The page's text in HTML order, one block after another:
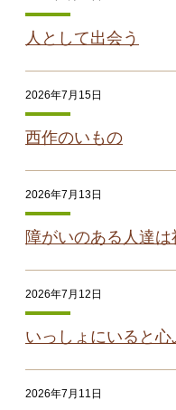
人として出会う
2026年7月15日
西作のいもの
2026年7月13日
障がいのある人達
2026年7月12日
いっしょにいると
2026年7月11日